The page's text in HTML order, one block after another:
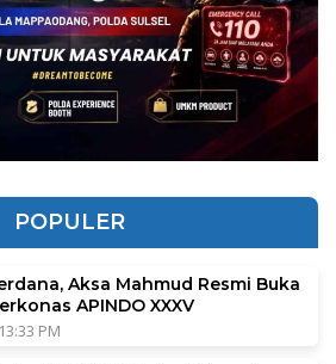
POPULER
Aksa Mahmud Resmi Buka
APINDO XXXV
PM